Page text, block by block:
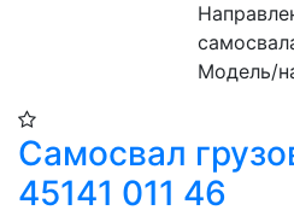
Модель/
Самосвал
45141 011 46